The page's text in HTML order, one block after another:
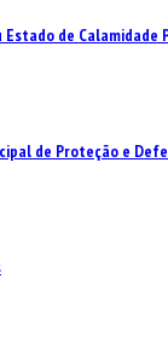
de Calamidade
de Proteção e